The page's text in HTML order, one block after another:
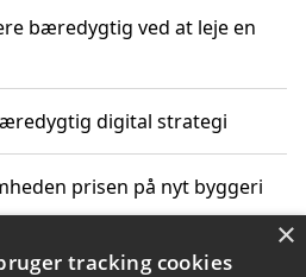
bæredygtig ved at leje en
digital strategi
prisen på nyt byggeri
hjemmeside uden binding ×
tracking cookies